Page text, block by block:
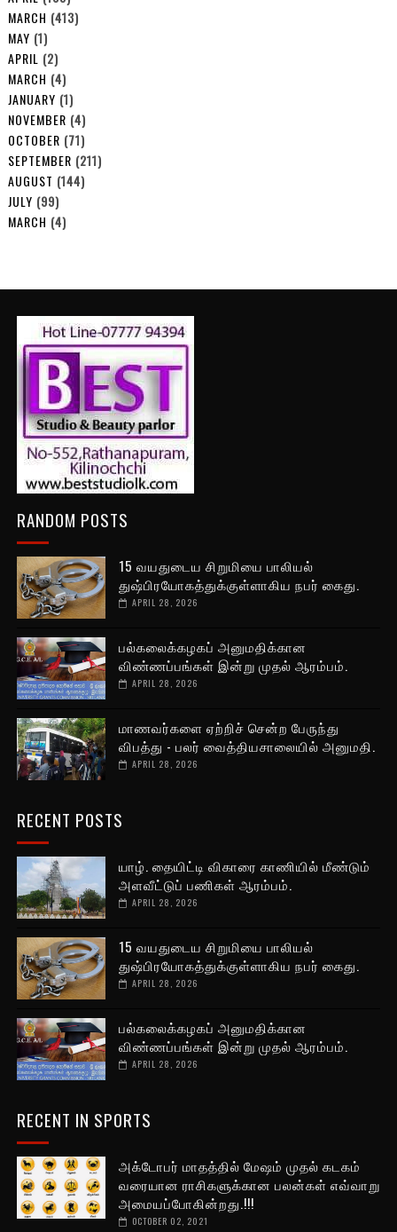
MARCH (413)
MAY (1)
APRIL (2)
MARCH (4)
JANUARY (1)
NOVEMBER (4)
OCTOBER (71)
SEPTEMBER (211)
AUGUST (144)
JULY (99)
MARCH (4)
RANDOM POSTS
15 வயதுடைய சிறுமியை பாலியல்
துஷ்பிரயோகத்துக்குள்ளாகிய நபர் கைது.
APRIL 28, 2026
பல்கலைக்கழகப் அனுமதிக்கான
விண்ணப்பங்கள் இன்று முதல் ஆரம்பம்.
APRIL 28, 2026
மாணவர்களை ஏற்றிச் சென்ற பேருந்து
விபத்து - பலர் வைத்தியசாலையில் அனுமதி.
APRIL 28, 2026
RECENT POSTS
யாழ். தையிட்டி விகாரை காணியில் மீண்டும்
அளவீட்டுப் பணிகள் ஆரம்பம்.
APRIL 28, 2026
15 வயதுடைய சிறுமியை பாலியல்
துஷ்பிரயோகத்துக்குள்ளாகிய நபர் கைது.
APRIL 28, 2026
பல்கலைக்கழகப் அனுமதிக்கான
விண்ணப்பங்கள் இன்று முதல் ஆரம்பம்.
APRIL 28, 2026
RECENT IN SPORTS
அக்டோபர் மாதத்தில் மேஷம் முதல் கடகம்
வரையான ராசிகளுக்கான பலன்கள் எவ்வாறு
அமையப்போகின்றது.!!!
OCTOBER 02, 2021